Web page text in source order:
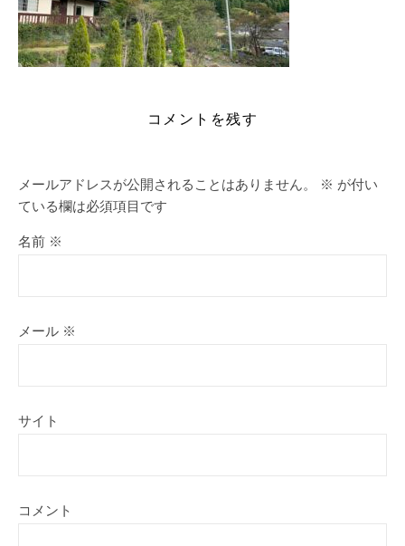
コメントを残す
メールアドレスが公開されることはありません。 ※ が付い
ている欄は必須項目です
名前 ※
メール ※
サイト
コメント